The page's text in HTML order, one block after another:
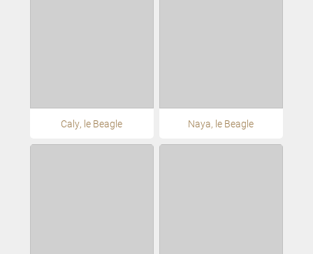
Caly, le Beagle Naya, le Beagle